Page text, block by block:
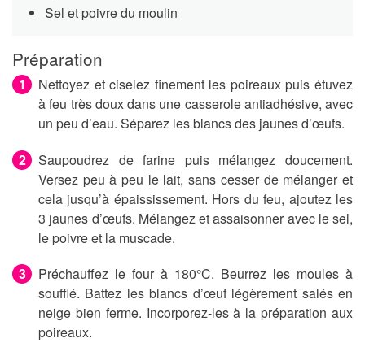
Sel et poivre du moulin
Préparation
Nettoyez et ciselez finement les poireaux puis étuvez
à feu très doux dans une casserole antiadhésive, avec
un peu d’eau. Séparez les blancs des jaunes d’œufs.
Saupoudrez de farine puis mélangez doucement.
Versez peu à peu le lait, sans cesser de mélanger et
cela jusqu’à épaississement. Hors du feu, ajoutez les
3 jaunes d’œufs. Mélangez et assaisonner avec le sel,
le poivre et la muscade.
Préchauffez le four à 180°C. Beurrez les moules à
soufflé. Battez les blancs d’œuf légèrement salés en
neige bien ferme. Incorporez-les à la préparation aux
poireaux.